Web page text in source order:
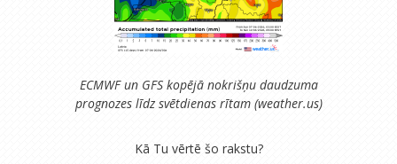
ECMWF un GFS kopējā nokrišņu daudzuma
prognozes līdz svētdienas rītam (weather.us)
Kā Tu vērtē šo rakstu?